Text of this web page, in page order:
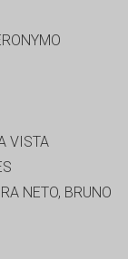
VISTA
NETO, BRUNO